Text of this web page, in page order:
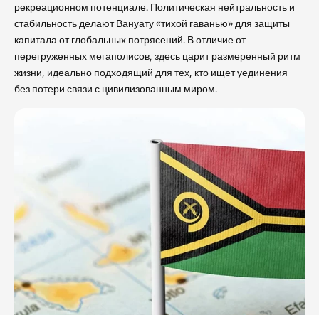
рекреационном потенциале. Политическая нейтральность и
стабильность делают Вануату «тихой гаванью» для защиты
капитала от глобальных потрясений. В отличие от
перегруженных мегаполисов, здесь царит размеренный ритм
жизни, идеально подходящий для тех, кто ищет уединения
без потери связи с цивилизованным миром.